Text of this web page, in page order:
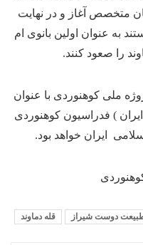
متخصص آغاز و در نهایت
به عنوان اولین بانوی ام
را صعود کنند.
ملی کوهنوردی با عنوان
ایران ( ۳۱ قله بلند ایران ) فدراسیون کوهنوردی
ایران خواهد بود.
دوست شیراز قله دماوند